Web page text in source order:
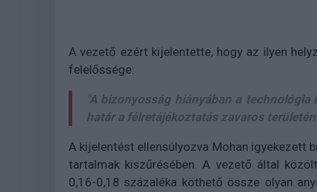
A vezető ezért kijelentette, hogy az ilyen
felelőssége:
"A bizonyosság hiányában a
határ a félretájékoztatás zavaros
A kijelentést ellensúlyozva Mohan igyekezett
tartalmak kiszűrésében. A vezető által
0,16-0,18 százaléka köthető össze olyan